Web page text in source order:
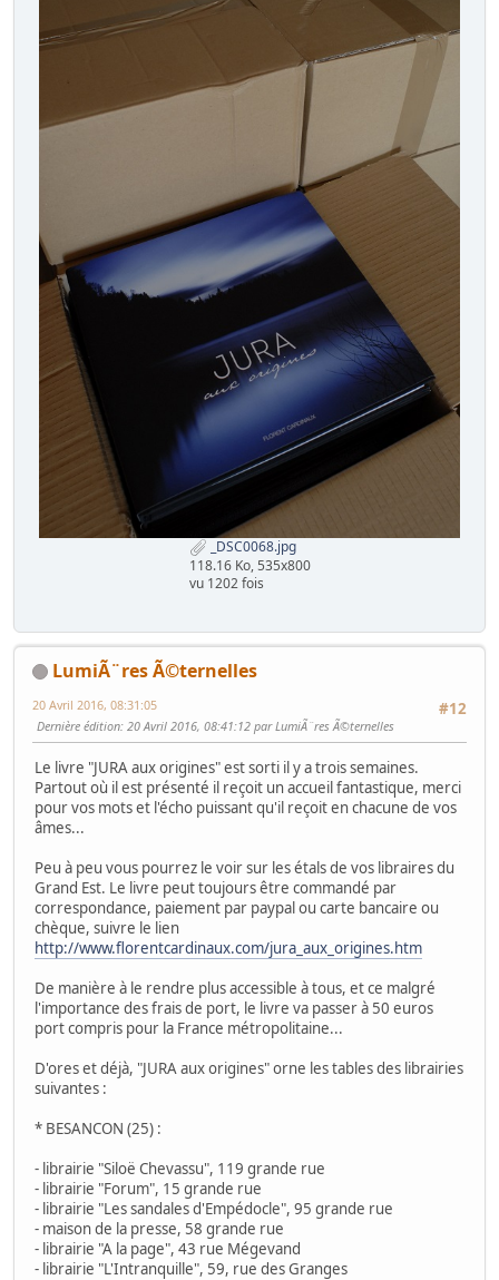
_DSC0068.jpg
118.16 Ko, 535x800
vu 1202 fois
LumiÃ¨res Ã©ternelles
#12
20 Avril 2016, 08:31:05
Dernière édition: 20 Avril 2016, 08:41:12 par LumiÃ¨res Ã©ternelles
Le livre "JURA aux origines" est sorti il y a trois semaines.
Partout où il est présenté il reçoit un accueil fantastique, merci
pour vos mots et l'écho puissant qu'il reçoit en chacune de vos
âmes...
Peu à peu vous pourrez le voir sur les étals de vos libraires du
Grand Est. Le livre peut toujours être commandé par
correspondance, paiement par paypal ou carte bancaire ou
chèque, suivre le lien
http://www.florentcardinaux.com/jura_aux_origines.htm
De manière à le rendre plus accessible à tous, et ce malgré
l'importance des frais de port, le livre va passer à 50 euros
port compris pour la France métropolitaine...
D'ores et déjà, "JURA aux origines" orne les tables des librairies
suivantes :
* BESANCON (25) :
- librairie "Siloë Chevassu", 119 grande rue
- librairie "Forum", 15 grande rue
- librairie "Les sandales d'Empédocle", 95 grande rue
- maison de la presse, 58 grande rue
- librairie "A la page", 43 rue Mégevand
- librairie "L'Intranquille", 59, rue des Granges